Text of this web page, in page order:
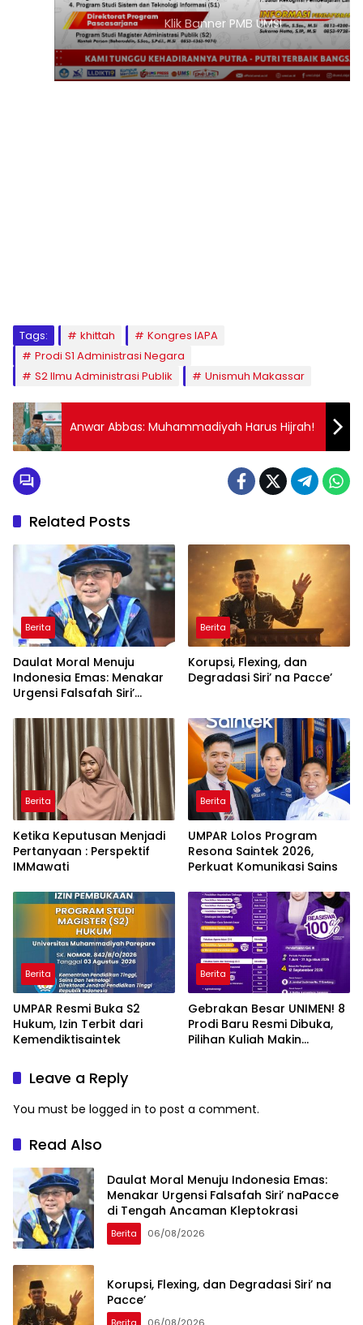
Klik Banner PMB UMSI
Tags: khittah
Kongres IAPA
Prodi S1 Administrasi Negara
S2 Ilmu Administrasi Publik
Unismuh Makassar
Anwar Abbas: Muhammadiyah Harus Hijrah!
Related Posts
Berita
Daulat Moral Menuju
Indonesia Emas: Menakar
Urgensi Falsafah Siri’
Ancaman Kleptokrasi
Berita
Korupsi, Flexing, dan
Degradasi Siri’ na Pacce’
Berita
Ketika Keputusan Menjadi
Pertanyaan : Perspektif
IMMawati
Berita
UMPAR Lolos Program
Resona Saintek 2026,
Perkuat Komunikasi Sains
Berita
UMPAR Resmi Buka S2
Hukum, Izin Terbit dari
Kemendiktisaintek
Berita
Gebrakan Besar UNIMEN! 8
Prodi Baru Resmi Dibuka,
Pilihan Kuliah Makin
Leave a Reply
You must be logged in to post a comment.
Read Also
Daulat Moral Menuju Indonesia Emas:
Menakar Urgensi Falsafah Siri’ naPacce
di Tengah Ancaman Kleptokrasi
Berita 06/08/2026
Korupsi, Flexing, dan Degradasi Siri’ na
Pacce’